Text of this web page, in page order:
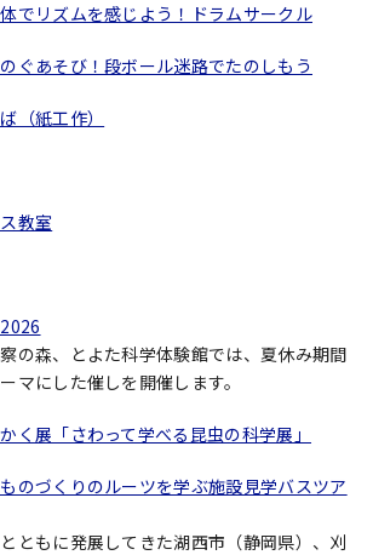
でリズムを感じよう！ドラムサークル
ぐあそび！段ボール迷路でたのしもう
（紙工作）
教室
の森、とよた科学体験館では、夏休み期間
マにした催しを開催します。
く展「さわって学べる昆虫の科学展」
のづくりのルーツを学ぶ施設見学バスツア
とともに発展してきた湖西市（静岡県）、刈